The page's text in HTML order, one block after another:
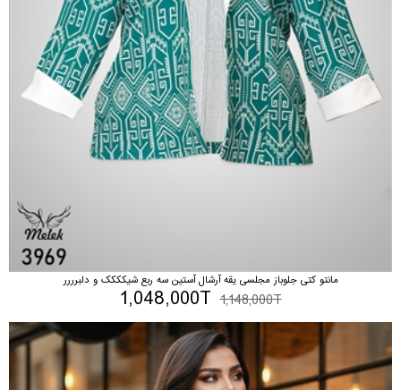
مانتو کتی جلوباز مجلسی یقه آرشال آستین سه ربع شیکککک و دلبرررر
1,148,000T
1,048,000T